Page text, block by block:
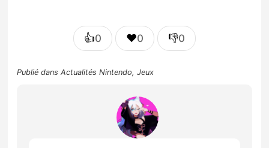
👍0 ❤️0 👎0
Publié dansActualités Nintendo,Jeux